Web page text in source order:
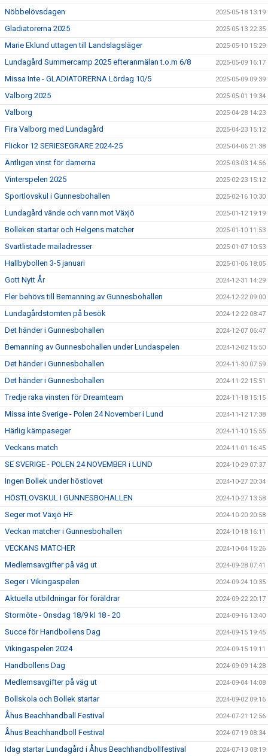
Nöbbelövsdagen 2025-05-18 13:19
Gladiatorerna 2025 2025-05-13 22:35
Marie Eklund uttagen till Landslagsläger 2025-05-10 15:29
Lundagård Summercamp 2025 efteranmälan t.o.m 6/8 2025-05-09 16:17
Missa Inte - GLADIATORERNA Lördag 10/5 2025-05-09 09:39
Valborg 2025 2025-05-01 19:34
Valborg 2025-04-28 14:23
Fira Valborg med Lundagård 2025-04-23 15:12
Flickor 12 SERIESEGRARE 2024-25 2025-04-06 21:38
Äntligen vinst för damerna 2025-03-03 14:56
Vinterspelen 2025 2025-02-23 15:12
Sportlovskul i Gunnesbohallen 2025-02-16 10:30
Lundagård vände och vann mot Växjö 2025-01-12 19:19
Bolleken startar och Helgens matcher 2025-01-10 11:53
Svartlistade mailadresser 2025-01-07 10:53
Hallbybollen 3-5 januari 2025-01-06 18:05
Gott Nytt År 2024-12-31 14:29
Fler behövs till Bemanning av Gunnesbohallen 2024-12-22 09:00
Lundagårdstomten på besök 2024-12-22 08:47
Det händer i Gunnesbohallen 2024-12-07 06:47
Bemanning av Gunnesbohallen under Lundaspelen 2024-12-02 15:50
Det händer i Gunnesbohallen 2024-11-30 07:59
Det händer i Gunnesbohallen 2024-11-22 15:51
Tredje raka vinsten för Dreamteam 2024-11-18 15:15
Missa inte Sverige - Polen 24 November i Lund 2024-11-12 17:38
Härlig kämpaseger 2024-11-10 15:55
Veckans match 2024-11-01 16:45
SE SVERIGE - POLEN 24 NOVEMBER i LUND 2024-10-29 07:37
Ingen Bollek under höstlovet 2024-10-27 20:34
HÖSTLOVSKUL I GUNNESBOHALLEN 2024-10-27 13:58
Seger mot Växjö HF 2024-10-20 20:58
Veckan matcher i Gunnesbohallen 2024-10-18 16:11
VECKANS MATCHER 2024-10-04 15:26
Medlemsavgifter på väg ut 2024-09-28 07:41
Seger i Vikingaspelen 2024-09-24 10:35
Aktuella utbildningar för föräldrar 2024-09-22 20:17
Stormöte - Onsdag 18/9 kl 18 - 20 2024-09-16 13:40
Succe för Handbollens Dag 2024-09-15 19:45
Vikingaspelen 2024 2024-09-15 19:11
Handbollens Dag 2024-09-09 14:28
Medlemsavgifter på väg ut 2024-09-04 14:08
Bollskola och Bollek startar 2024-09-02 09:16
Åhus Beachhandball Festival 2024-07-21 12:56
Åhus Beachhandboll Festival 2024-07-19 08:34
Idag startar Lundagård i Åhus Beachhandbollfestival 2024-07-13 08:19